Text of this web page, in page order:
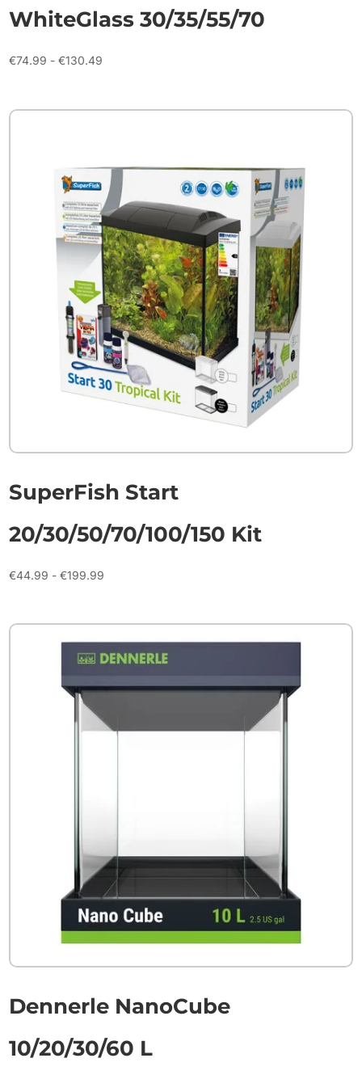
WhiteGlass 30/35/55/70
€74.99 - €130.49
€130.49
SuperFish Start
20/30/50/70/100/150 Kit
€44.99 - €199.99
Dennerle NanoCube
10/20/30/60 L